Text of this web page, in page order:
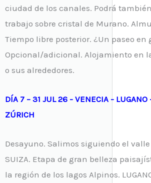
ciudad de los canales. Podrá
trabajo sobre cristal de Murano.
Tiempo libre posterior. ¿Un paseo en
Opcional/adicional. Alojamiento en
o sus alrededores.
DÍA 7 – 31 JUL 26 - VENECIA - LUGANO
ZÚRICH
Desayuno. Salimos siguiendo el
SUIZA. Etapa de gran belleza
la región de los lagos Alpinos.